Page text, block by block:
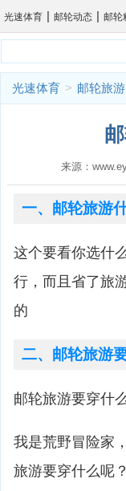
光速体育 | 邮轮动态 | 邮轮
光速体育 > 邮轮旅游
来源：
一、邮轮旅游
这个要看你选什
行，而且省了旅
的
二、邮轮旅游
邮轮旅游要穿什
我是荒野冒险家
旅游要穿什么呢